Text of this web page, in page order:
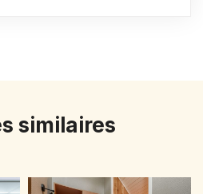
similaires